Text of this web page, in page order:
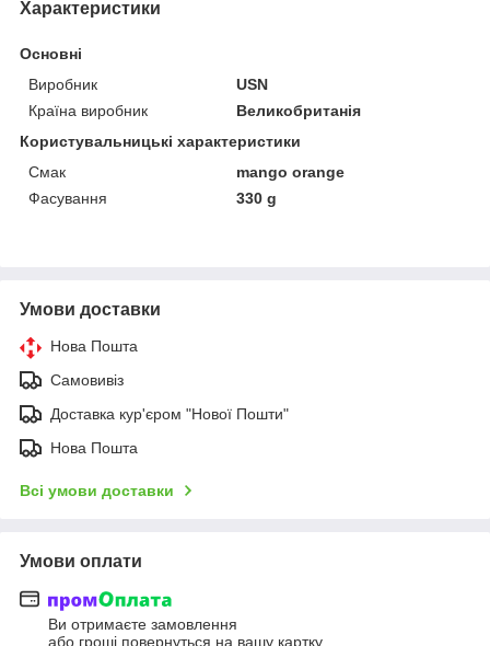
Характеристики
Основні
Виробник
USN
Країна виробник
Великобританія
Користувальницькі характеристики
Смак
mango orange
Фасування
330 g
Умови доставки
Нова Пошта
Самовивіз
Доставка кур'єром "Нової Пошти"
Нова Пошта
Всі умови доставки
Умови оплати
Ви отримаєте замовлення
або гроші повернуться на вашу картку